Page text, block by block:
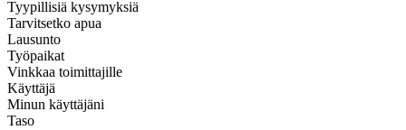
Tyypillisiä kysymyksiä
Tarvitsetko apua
Lausunto
Työpaikat
Vinkkaa toimittajille
Käyttäjä
Minun käyttäjäni
Taso